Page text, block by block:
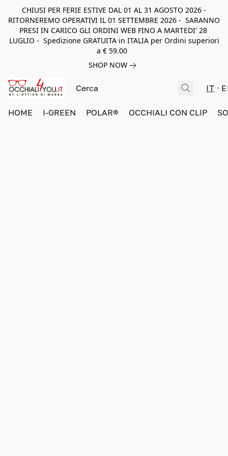
CHIUSI PER FERIE ESTIVE DAL 01 AL 31 AGOSTO 2026 -
RITORNEREMO OPERATIVI IL 01 SETTEMBRE 2026 - SARANNO
PRESI IN CARICO GLI ORDINI WEB FINO A MARTEDI' 28
LUGLIO - Spedizione GRATUITA in ITALIA per Ordini superiori
a € 59.00
SHOP NOW
IT
HOME I-GREEN POLAR® OCCHIALI CON CLIP